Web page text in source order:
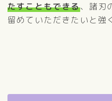
たすこともできる、諸刃
留めていただきたいと強